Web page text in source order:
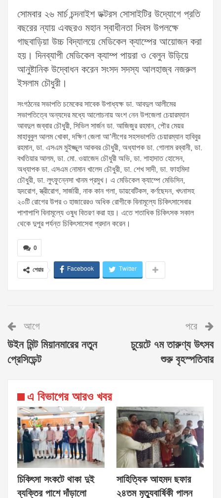
সোমবার ২৬ মার্চ চন্দনাইশ ডক্টরস সোসাইটির উদ্যোগে প্রতি
বছরের ন্যায় এবছরও মহান স্বাধীনতা দিবস উপলক্ষে
গাছবাড়িয়া উচ্চ বিদ্যালয়ে মেডিকেল ক্যাম্পের আয়োজন করা
হয়। দিনব্যাপী মেডিকেল ক্যাম্প পায়রা ও বেলুন উড়িয়ে
আনুষ্টানিক উদ্বোধন করেন সংসদ সদস্য আলহাজ্ব নজরুল
ইসলাম চৌধুরী।
সংগঠনের সভাপতি চমেকের সাবেক উপাধ্যক্ষ ডা. আবদুল আলীমের
সভাপতিত্বে অন্যদের মধ্যে আলোচনায় অংশ নেন উপজেলা চেয়ারম্যান
আবদুল জব্বার চৌধুরী, সিভিল সার্জন ডা. আজিজুর রহমান, পৌর মেয়র
মাহাবুবুল আলম খোকা, দক্ষিণ জেলা আ’লীগের সহসভাপতি চেয়ারম্যান হাবিবুর
রহমান, ডা. এসএম মুইজ্জুল আকবর চৌধুরী, অধ্যাপক ডা. গোলাম রব্বানী, ডা.
বখতিয়ার আলম, ডা. মো. ওয়াজেদ চৌধুরী অভি, ডা. শাহাদাত হোসেন,
অধ্যাপক ডা. এসএম নোমান খালেদ চৌধুরী, ডা. শেখ সাদী, ডা. ফাহমিদা
চৌধুরী, ডা. লুৎফুন্নেসা খানম প্রমুখ। এ মেডিকেল ক্যাম্পে মেডিসিন,
হৃদরোগ, স্ত্রীরোগ, সার্জারী, নাক কান গলা, ডায়বেটিকস, কর্ণছেদন, খৎনাসহ
২০টি রোগের উপর ৩ হাজারেরও অধিক রোগীকে বিনামূল্যে চিকিৎসাসেবার
পাশাপাশি বিনামূল্যে ওষুধ বিতরণ করা হয়। এতে শতাধিক চিকিৎসক সকাল
থেকে দুপুর পর্যন্ত চিকিৎসাসেবা প্রদান করেন।
0
শেয়ার Facebook Twitter
আগে
উইন মিন্ট মিয়ানমারের নতুন
প্রেসিডেন্ট
পরে
চুয়েটে ৭ম তারুণ্য উৎসব
শুরু বৃহস্পতিবার
এ বিভাগের আরও খবর
চিকিৎসা সংকটে থাকা দুই
ব্যক্তির পাশে দাঁড়ালো
সাহিত্যিক আহমদ ছফার
২৪তম মৃত্যুবার্ষিকী পালন